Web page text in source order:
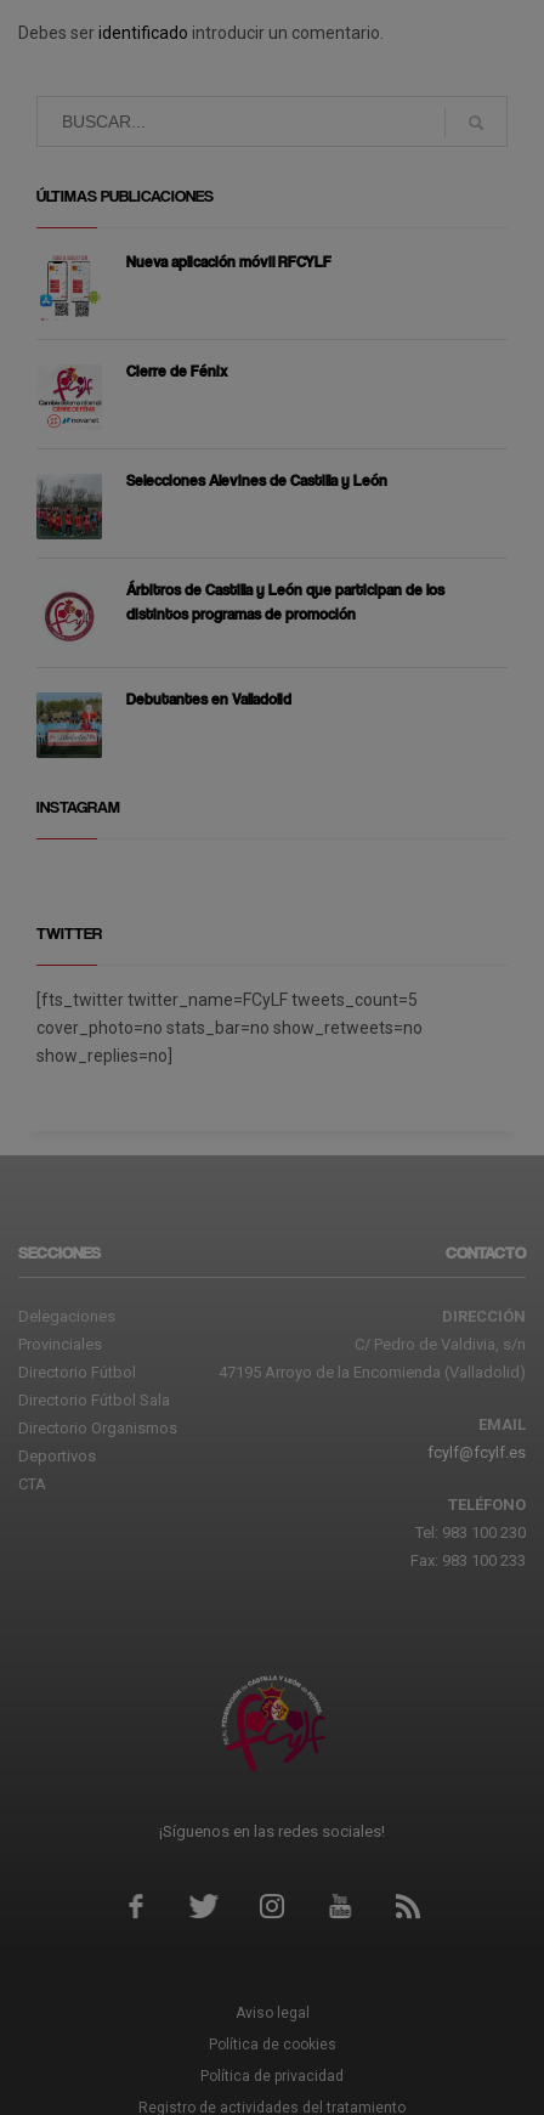
Debes seridentificado introducir un comentario.
ÚLTIMAS PUBLICACIONES
Nueva aplicación móvil RFCYLF
Cierre de Fénix
Selecciones Alevines de Castilla y León
Árbitros de Castilla y León que participan de los
distintos programas de promoción
Debutantes en Valladolid
INSTAGRAM
TWITTER
[fts_twitter twitter_name=FCyLF tweets_count=5
cover_photo=no stats_bar=no show_retweets=no
show_replies=no]
SECCIONES
Delegaciones
Provinciales
Directorio Fútbol
Directorio Fútbol Sala
Directorio Organismos
Deportivos
CTA
CONTACTO
DIRECCIÓN
C/ Pedro de Valdivia, s/n
47195 Arroyo de la Encomienda (Valladolid)
EMAIL
fcylf@fcylf.es
TELÉFONO
Tel: 983 100 230
Fax: 983 100 233
¡Síguenos en las redes sociales!
Aviso legal
Política de cookies
Política de privacidad
Registro de actividades del tratamiento